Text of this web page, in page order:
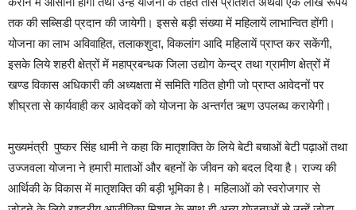
तक की सब्सिडी प्रदान की जायेगी। इससे बड़ी संख्या में महिलायें लाभान्वित होंगी।
योजना का लाभ अविवाहित, तलाकशुदा, विकलांग आदि महिलायें प्राप्त कर सकेंगी,
इसके लिये शहरी क्षेत्रों में महाप्रबन्धक जिला उद्योग केन्द्र तथा ग्रामीण क्षेत्रों में
खण्ड विकास अधिकारी की अध्यक्षता में समिति गठित होगी जो प्राप्त आवेदनों पर
शीघ्रता से कार्यवाही कर आवेदकों को योजना के अन्तर्गत ऋण उपलब्ध करायेगी।
मुख्यमंत्री पुष्कर सिंह धामी ने कहा कि मातृशक्ति के लिये बेटी बचाओं बेटी पढ़ाओं तथा
उज्जवला योजना ने हमारी माताओं और बहनों के जीवन को बदल दिया है। राज्य की
आर्थिकी के विकास में मातृशक्ति की बड़ी भूमिका है। महिलाओं को स्वरोजगार से